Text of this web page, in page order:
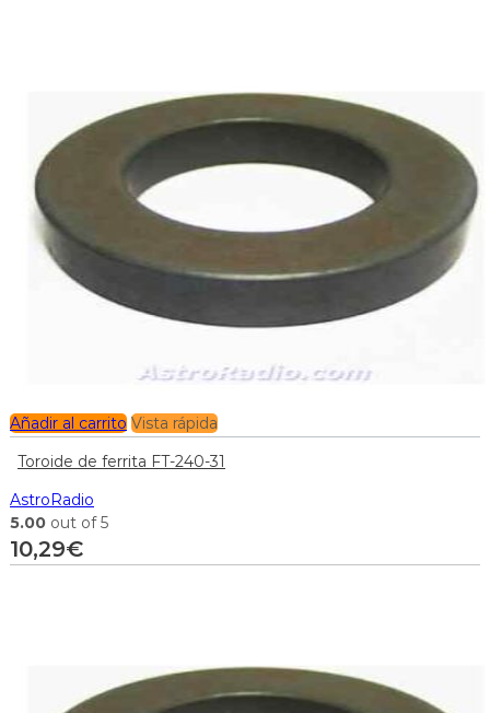
Añadir al carrito Vista rápida
Toroide de ferrita FT-240-31
AstroRadio
5.00 out of 5
10,29€